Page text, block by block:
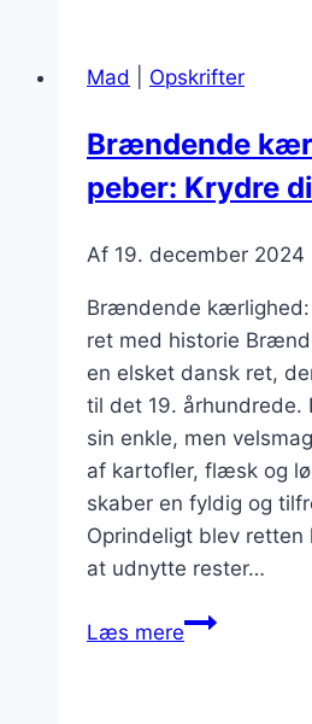
hurtig
lækker
ret
Mad Opskrifter
Brændende
peber: Krydre
Af 19. december 2024
Brændende kærlighed:
ret med historie
en elsket dansk ret,
til det 19. århundrede.
sin enkle, men
af kartofler, flæsk og
skaber en fyldig og
Oprindeligt blev retten
at udnytte rester…
Læs mereBrændende